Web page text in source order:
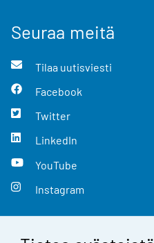
Seuraa meitä
Tilaa uutisviesti
Facebook
Twitter
LinkedIn
YouTube
Instagram